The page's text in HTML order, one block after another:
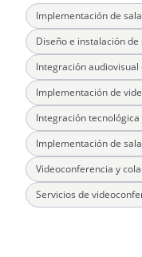
Implementación de
Diseño e instalación
Integración
Implementación de
Integración
Implementación de
Videoconferencia y
Servicios de